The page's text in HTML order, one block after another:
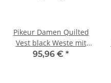
Pikeur Damen Quilted
Vest black Weste mit
Collegekragen Selection
95,96 € *